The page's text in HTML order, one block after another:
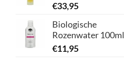
€33,95
Biologische
Rozenwater 100ml
€11,95